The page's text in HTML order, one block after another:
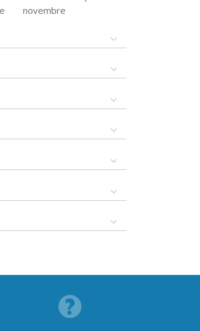
novembre